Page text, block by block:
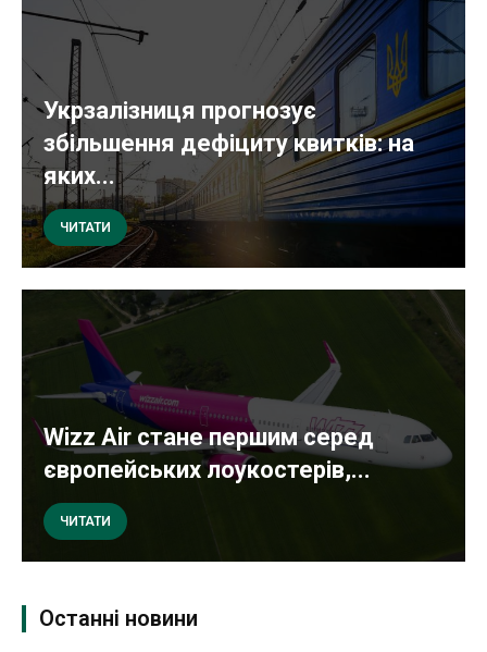
Укрзалізниця прогнозує
збільшення дефіциту квитків: на
яких...
ЧИТАТИ
Wizz Air стане першим серед
європейських лоукостерів,...
ЧИТАТИ
Останні новини